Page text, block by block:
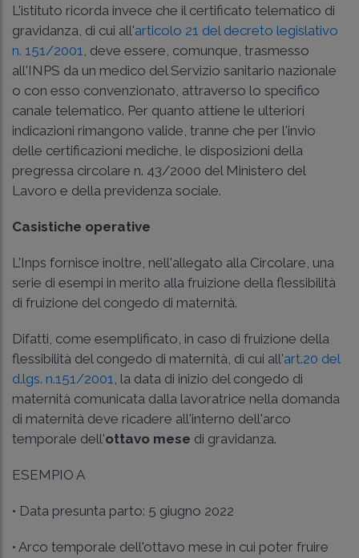
L'istituto ricorda invece che il certificato telematico di
gravidanza, di cui all'articolo 21 del decreto legislativo
n. 151/2001, deve essere, comunque, trasmesso
all'INPS da un medico del Servizio sanitario nazionale
o con esso convenzionato, attraverso lo specifico
canale telematico. Per quanto attiene le ulteriori
indicazioni rimangono valide, tranne che per l'invio
delle certificazioni mediche, le disposizioni della
pregressa circolare n. 43/2000 del Ministero del
Lavoro e della previdenza sociale.
Casistiche operative
L'Inps fornisce inoltre, nell'allegato alla Circolare, una
serie di esempi in merito alla fruizione della flessibilità
di fruizione del congedo di maternità.
Difatti, come esemplificato, in caso di fruizione della
flessibilità del congedo di maternità, di cui all'art.20 del
d.lgs. n.151/2001, la data di inizio del congedo di
maternità comunicata dalla lavoratrice nella domanda
di maternità deve ricadere all'interno dell'arco
temporale dell'ottavo mese di gravidanza.
ESEMPIO A
• Data presunta parto: 5 giugno 2022
• Arco temporale dell'ottavo mese in cui poter fruire